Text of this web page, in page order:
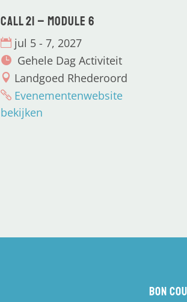
CALL 21 – Module 6
jul 5 - 7, 2027
Gehele Dag Activiteit
Landgoed Rhederoord
Evenementenwebsite
bekijken
Bon